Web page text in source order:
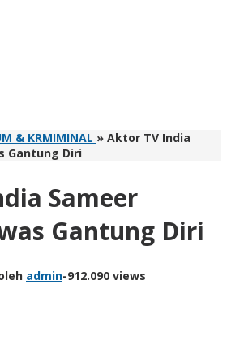
& KRMIMINAL » Aktor TV India
Gantung Diri
Sameer
Gantung Diri
admin-912.090 views